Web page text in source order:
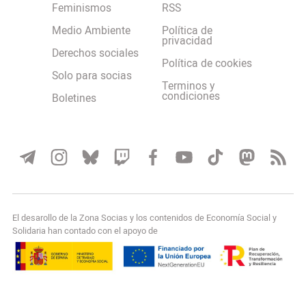
Feminismos
Medio Ambiente
Derechos sociales
Solo para socias
Boletines
RSS
Política de
privacidad
Política de cookies
Terminos y
condiciones
El desarollo de la Zona Socias y los contenidos de Economía Social y
Solidaria han contado con el apoyo de